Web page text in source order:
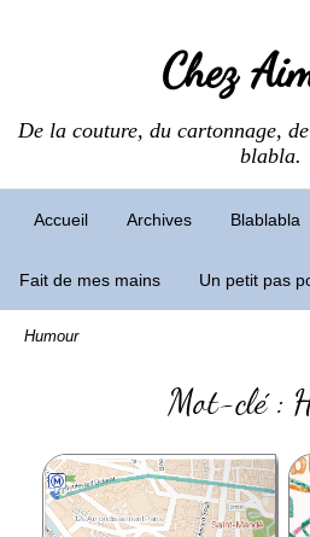
Chez
De la couture, du cartonnage,
blabla.
Accueil Archives Blablabla
Fait de mes mains Un petit pas
Humour
Mot-clé :